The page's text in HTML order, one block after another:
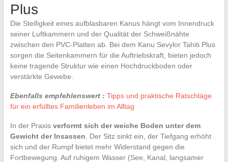
Plus
Die Steifigkeit eines aufblasbaren Kanus hängt vom Innendruck
seiner Luftkammern und der Qualität der Schweißnähte
zwischen den PVC-Platten ab. Bei dem Kanu Sevylor Tahiti Plus
sorgen die Seitenkammern für die Auftriebskraft, bieten jedoch
keine tragende Struktur wie einen Hochdruckboden oder
verstärkte Gewebe.
Ebenfalls empfehlenswert : Tipps und praktische Ratschläge
für ein erfülltes Familienleben im Alltag
In der Praxis verformt sich der weiche Boden unter dem
Gewicht der Insassen . Der Sitz sinkt ein, der Tiefgang erhöht
sich und der Rumpf bietet mehr Widerstand gegen die
Fortbewegung. Auf ruhigem Wasser (See, Kanal, langsamer